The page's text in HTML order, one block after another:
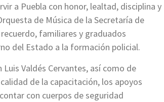
a Puebla con honor, lealtad, disciplina y
de Música de la Secretaría de
familiares y graduados
del Estado a la formación policial.
Valdés Cervantes, así como de
de la capacitación, los apoyos
con cuerpos de seguridad